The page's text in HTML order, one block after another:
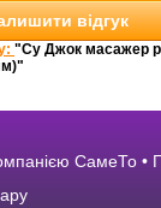
відгук
"Су Джок масажер
СамеТо •